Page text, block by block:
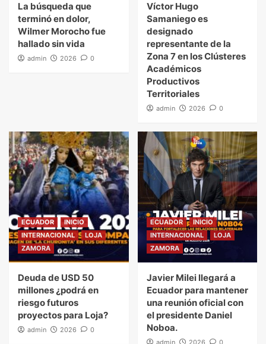
La búsqueda que
terminó en dolor,
Wilmer Morocho fue
hallado sin vida
admin 2026 0
Víctor Hugo
Samaniego es
designado
representante de la
Zona 7 en los Clústeres
Académicos
Productivos
Territoriales
admin 2026 0
ECUADOR
INICIO
INTERNACIONAL
LOJA
ZAMORA
Deuda de USD 50
millones ¿podrá en
riesgo futuros
proyectos para Loja?
admin 2026 0
ECUADOR
INICIO
INTERNACIONAL
LOJA
ZAMORA
Javier Milei llegará a
Ecuador para mantener
una reunión oficial con
el presidente Daniel
Noboa.